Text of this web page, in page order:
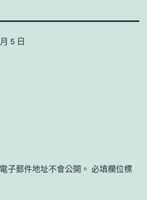
5 日
子郵件地址不會公開。 必填欄位標